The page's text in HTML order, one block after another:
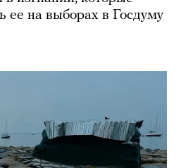
ее на выборах в Госдуму